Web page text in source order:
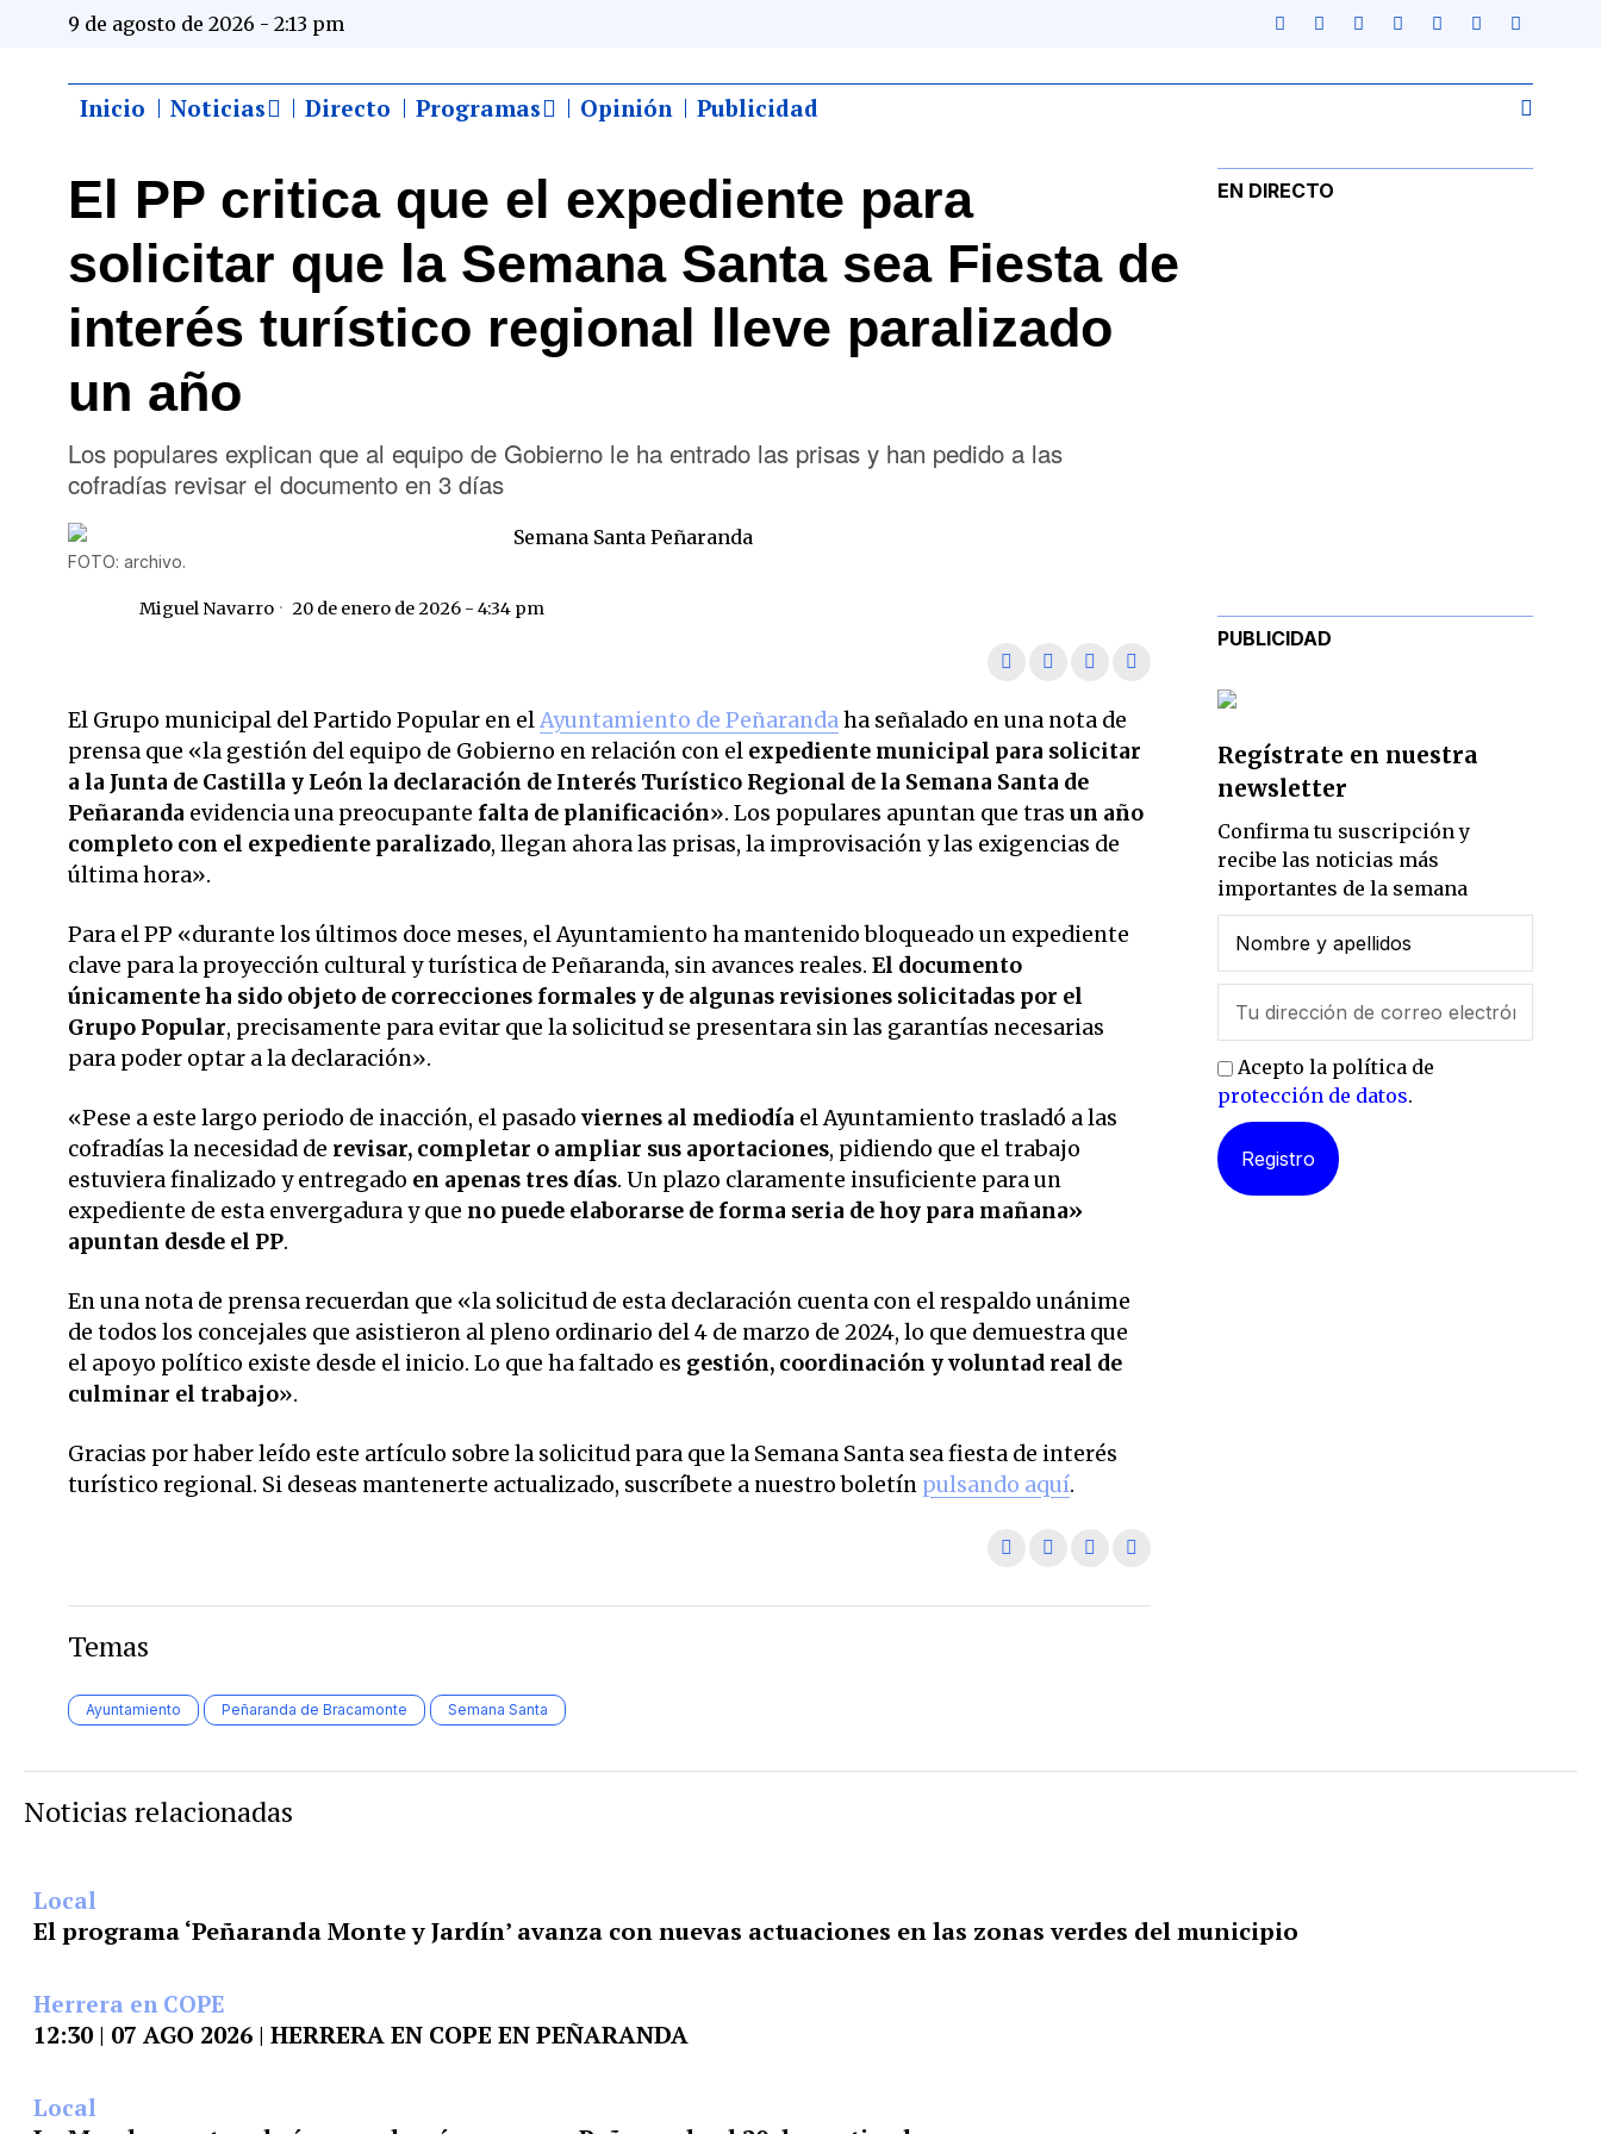
9 de agosto de 2026 - 2:13 pm
Inicio Noticias Directo Programas Opinión Publicidad
El PP critica que el expediente para
solicitar que la Semana Santa sea Fiesta de
interés turístico regional lleve paralizado
un año
Los populares explican que al equipo de Gobierno le ha entrado las prisas y han pedido a las
cofradías revisar el documento en 3 días
FOTO: archivo.
Miguel Navarro 20 de enero de 2026 - 4:34 pm
El Grupo municipal del Partido Popular en elAyuntamiento de Peñarandaha señalado en una nota de
prensa que «la gestión del equipo de Gobierno en relación con el expediente municipal para solicitar
a la Junta de Castilla y León la declaración de Interés Turístico Regional de la Semana Santa de
Peñaranda evidencia una preocupante falta de planificación». Los populares apuntan que tras un año
completo con el expediente paralizado, llegan ahora las prisas, la improvisación y las exigencias de
última hora».
Para el PP «durante los últimos doce meses, el Ayuntamiento ha mantenido bloqueado un expediente
clave para la proyección cultural y turística de Peñaranda, sin avances reales. El documento
únicamente ha sido objeto de correcciones formales y de algunas revisiones solicitadas por el
Grupo Popular, precisamente para evitar que la solicitud se presentara sin las garantías necesarias
para poder optar a la declaración».
«Pese a este largo periodo de inacción, el pasado viernes al mediodía el Ayuntamiento trasladó a las
cofradías la necesidad de revisar, completar o ampliar sus aportaciones, pidiendo que el trabajo
estuviera finalizado y entregado en apenas tres días. Un plazo claramente insuficiente para un
expediente de esta envergadura y que no puede elaborarse de forma seria de hoy para mañana»
apuntan desde el PP.
En una nota de prensa recuerdan que «la solicitud de esta declaración cuenta con el respaldo unánime
de todos los concejales que asistieron al pleno ordinario del 4 de marzo de 2024, lo que demuestra que
el apoyo político existe desde el inicio. Lo que ha faltado es gestión, coordinación y voluntad real de
culminar el trabajo».
Gracias por haber leído este artículo sobre la solicitud para que la Semana Santa sea fiesta de interés
turístico regional. Si deseas mantenerte actualizado, suscríbete a nuestro boletín pulsando aquí.
Temas
Ayuntamiento Peñaranda de Bracamonte Semana Santa
EN DIRECTO
PUBLICIDAD
Regístrate en nuestra
newsletter
Confirma tu suscripción y
recibe las noticias más
importantes de la semana
Acepto la política de
protección de datos.
Noticias relacionadas
Local
El programa ‘Peñaranda Monte y Jardín’ avanza con nuevas actuaciones en las zonas verdes del municipio
Herrera en COPE
12:30 | 07 AGO 2026 | HERRERA EN COPE EN PEÑARANDA
Local